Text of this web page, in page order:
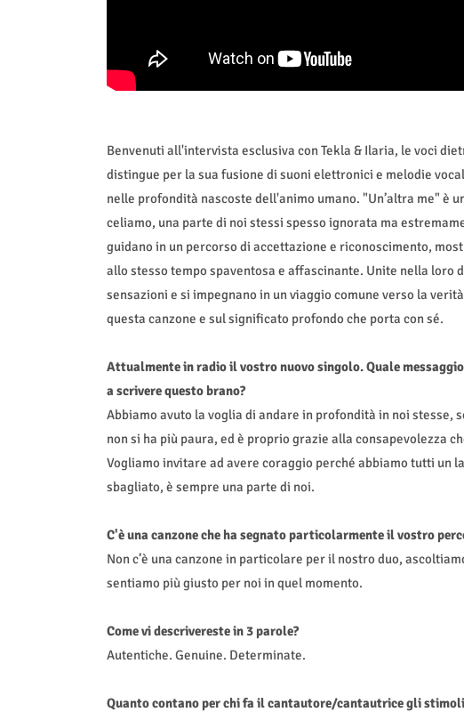
Benvenuti all'intervista esclusiva con Tekla & Ilaria, le voci
distingue per la sua fusione di suoni elettronici e melodie
nelle profondità nascoste dell'animo umano. "Un’altra me" è
celiamo, una parte di noi stessi spesso ignorata ma
guidano in un percorso di accettazione e riconoscimento,
allo stesso tempo spaventosa e affascinante. Unite nella loro
sensazioni e si impegnano in un viaggio comune verso la
questa canzone e sul significato profondo che porta con sé.
Attualmente in radio il vostro nuovo singolo. Quale
a scrivere questo brano?
Abbiamo avuto la voglia di andare in profondità in noi stesse,
non si ha più paura, ed è proprio grazie alla consapevolezza
Vogliamo invitare ad avere coraggio perché abbiamo tutti un
sbagliato, è sempre una parte di noi.
C'è una canzone che ha segnato particolarmente il vostro
Non c’è una canzone in particolare per il nostro duo,
sentiamo più giusto per noi in quel momento.
Come vi descrivereste in 3 parole?
⁠Autentiche. Genuine. Determinate.
Quanto contano per chi fa il cantautore/cantautrice gli